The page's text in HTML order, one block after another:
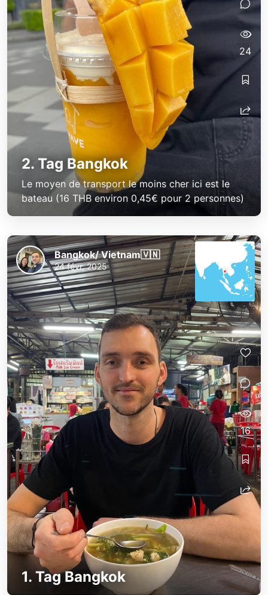
2. Tag Bangkok
Le moyen de transport le moins cher ici est le
bateau (16 THB environ 0,45€ pour 2 personnes)
24
1. Tag Bangkok
Bangkok/ Vietnam🇻🇳
24 févr. 2025
16